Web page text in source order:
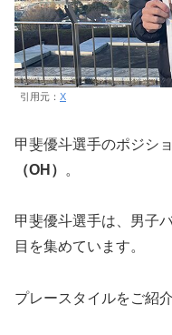
引用元： X
甲斐優斗選手のポジシ
（OH）
。
甲斐優斗選手は、男子
目を集めています。
プレースタイルをご紹